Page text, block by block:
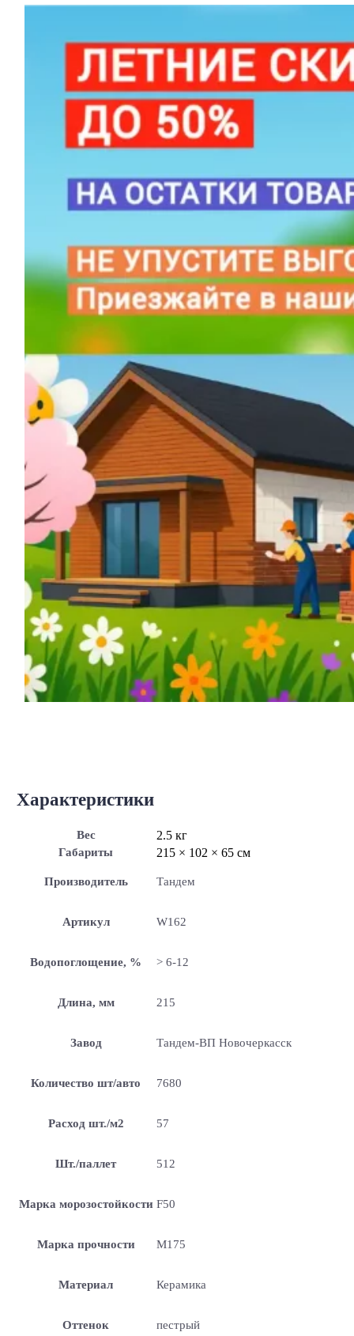
Характеристики
Вес 2.5 кг
Габариты 215 × 102 × 65 см
Производитель Тандем
Артикул W162
Водопоглощение, % > 6-12
Длина, мм 215
Завод Тандем-ВП Новочеркасск
Количество шт/авто 7680
Расход шт./м2 57
Шт./паллет 512
Марка морозостойкости F50
Марка прочности М175
Материал Керамика
Оттенок пестрый